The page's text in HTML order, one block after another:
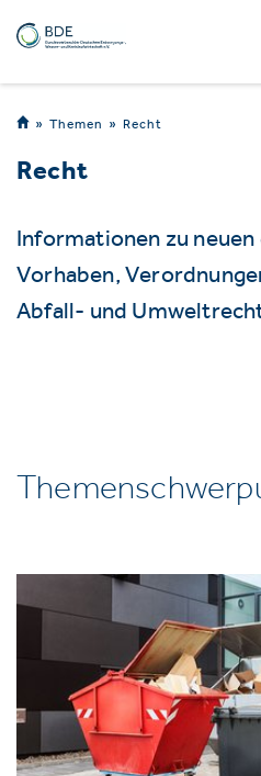
Themen Recht
Recht
Informationen zu
Vorhaben,
Abfall- und